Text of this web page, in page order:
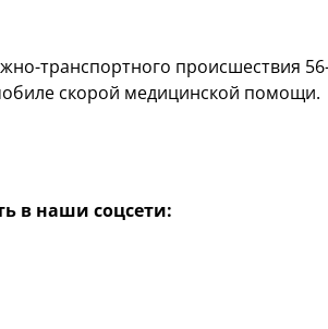
транспортного происшествия
скорой медицинской помощи.
в наши соцсети: